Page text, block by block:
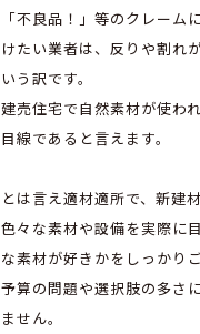
「不良品！」等のクレーム
けたい業者は、反りや割れ
いう訳です。
建売住宅で自然素材が使わ
目線であると言えます。
とは言え適材適所で、新建
色々な素材や設備を実際に
な素材が好きかをしっかり
予算の問題や選択肢の多さ
ません。